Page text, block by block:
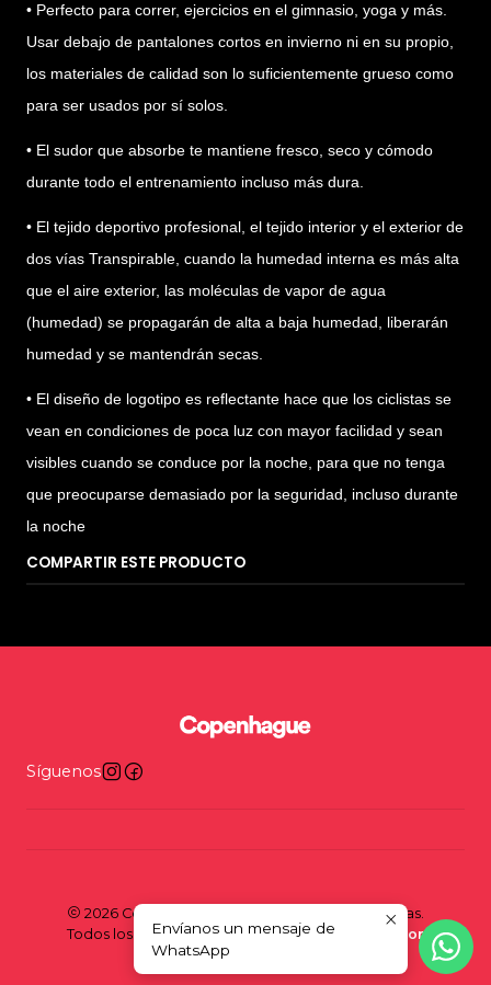
• Perfecto para correr, ejercicios en el gimnasio, yoga y más.
Usar debajo de pantalones cortos en invierno ni en su propio,
los materiales de calidad son lo suficientemente grueso como
para ser usados por sí solos.
• El sudor que absorbe te mantiene fresco, seco y cómodo
durante todo el entrenamiento incluso más dura.
• El tejido deportivo profesional, el tejido interior y el exterior de
dos vías Transpirable, cuando la humedad interna es más alta
que el aire exterior, las moléculas de vapor de agua
(humedad) se propagarán de alta a baja humedad, liberarán
humedad y se mantendrán secas.
• El diseño de logotipo es reflectante hace que los ciclistas se
vean en condiciones de poca luz con mayor facilidad y sean
visibles cuando se conduce por la noche, para que no tenga
que preocuparse demasiado por la seguridad, incluso durante
la noche
COMPARTIR ESTE PRODUCTO
Síguenos
2026 Copenhague - Tienda y taller de bicicletas.
Todos los derechos reservados.Desarrollado por
Jumpseller
Envíanos un mensaje de
WhatsApp